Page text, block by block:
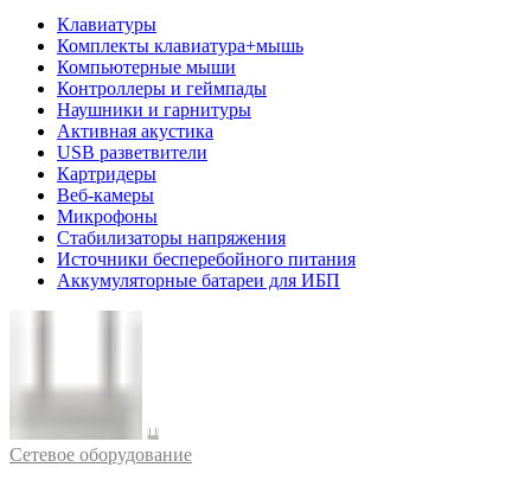
Клавиатуры
Комплекты клавиатура+мышь
Компьютерные мыши
Контроллеры и геймпады
Наушники и гарнитуры
Активная акустика
USB разветвители
Картридеры
Веб-камеры
Микрофоны
Стабилизаторы напряжения
Источники бесперебойного питания
Аккумуляторные батареи для ИБП
Cетевое оборудование